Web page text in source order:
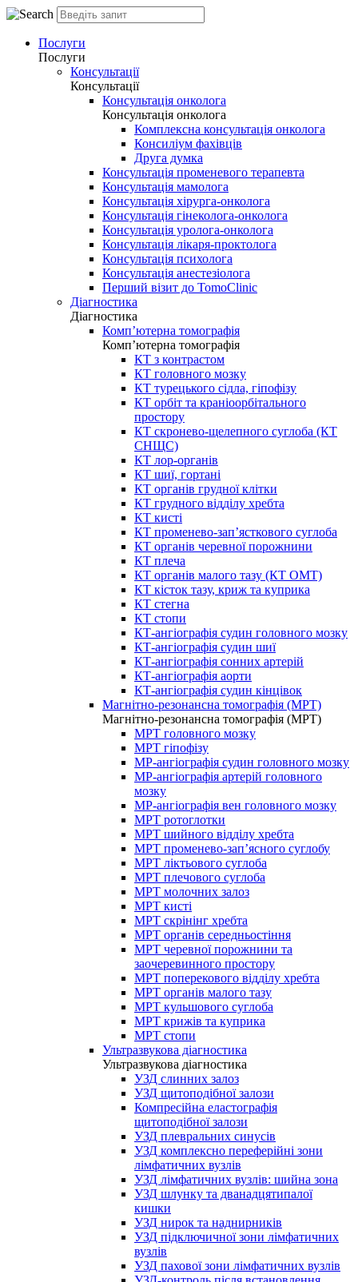
Послуги
Послуги
Консультації
Консультації
Консультація онколога
Консультація онколога
Комплексна консультація онколога
Консиліум фахівців
Друга думка
Консультація променевого терапевта
Консультація мамолога
Консультація хірурга-онколога
Консультація гінеколога-онколога
Консультація уролога-онколога
Консультація лікаря-проктолога
Консультація психолога
Консультація анестезіолога
Перший візит до TomoClinic
Діагностика
Діагностика
Комп’ютерна томографія
Комп’ютерна томографія
КТ з контрастом
КТ головного мозку
КТ турецького сідла, гіпофізу
КТ орбіт та краніоорбітального
простору
КТ скронево-щелепного суглоба (КТ
СНЩС)
КТ лор-органів
КТ шиї, гортані
КТ органів грудної клітки
КТ грудного відділу хребта
КТ кисті
КТ променево-зап’ясткового суглоба
КТ органів черевної порожнини
КТ плеча
КТ органів малого тазу (КТ ОМТ)
КТ кісток тазу, криж та куприка
КТ стегна
КТ стопи
КТ-ангіографія судин головного мозку
КТ-ангіографія судин шиї
КТ-ангіографія сонних артерій
КТ-ангіографія аорти
КТ-ангіографія судин кінцівок
Магнітно-резонансна томографія (МРТ)
Магнітно-резонансна томографія (МРТ)
МРТ головного мозку
МРТ гіпофізу
МР-ангіографія судин головного мозку
МР-ангіографія артерій головного
мозку
МР-ангіографія вен головного мозку
МРТ ротоглотки
МРТ шийного відділу хребта
МРТ променево-зап’ясного суглобу
МРТ ліктьового суглоба
МРТ плечового суглоба
МРТ молочних залоз
МРТ кисті
МРТ скрінінг хребта
МРТ органів середньостіння
МРТ черевної порожнини та
заочеревинного простору
МРТ поперекового відділу хребта
МРТ органів малого тазу
МРТ кульшового суглоба
МРТ крижів та куприка
МРТ стопи
Ультразвукова діагностика
Ультразвукова діагностика
УЗД слинних залоз
УЗД щитоподібної залози
Компресійна еластографія
щитоподібної залози
УЗД плевральних синусів
УЗД комплексно переферійні зони
лімфатичних вузлів
УЗД лімфатичних вузлів: шийна зона
УЗД шлунку та дванадцятипалої
кишки
УЗД нирок та наднирників
УЗД підключичної зони лімфатичних
вузлів
УЗД пахової зони лімфатичних вузлів